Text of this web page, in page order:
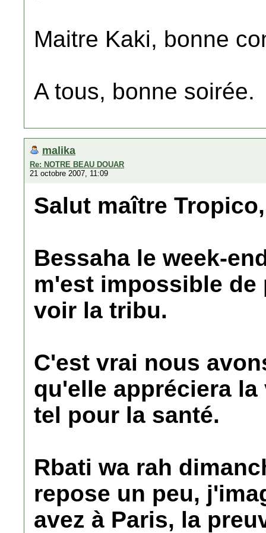
Maitre Kaki, bonne
A tous, bonne soirée.
malika
Re: NOTRE BEAU DOUAR
21 octobre 2007, 11:09
Salut maître Tropico,
Bessaha le week-
m'est impossible de
voir la tribu.
C'est vrai nous
qu'elle appréciera
tel pour la santé.
Rbati wa rah
repose un peu,
avez à Paris, la